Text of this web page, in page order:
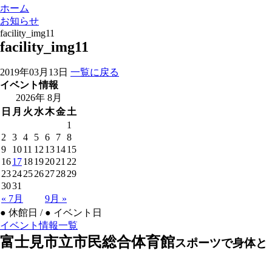
ホーム
お知らせ
facility_img11
facility_img11
2019年03月13日 一覧に戻る
イベント情報
2026年 8月
日 月 火 水木金土
1
2
3 4 5 6 7 8
9
1011 12 131415
161718192021 22
23242526272829
3031
« 7月
9月 »
● 休館日 / ● イベント日
イベント情報一覧
富士見市立市民総合体育館スポーツで身体と